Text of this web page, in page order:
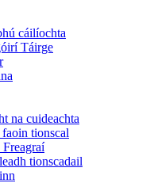
cáilíochta
Táirge
na cuideachta
tionscal
tionscadail